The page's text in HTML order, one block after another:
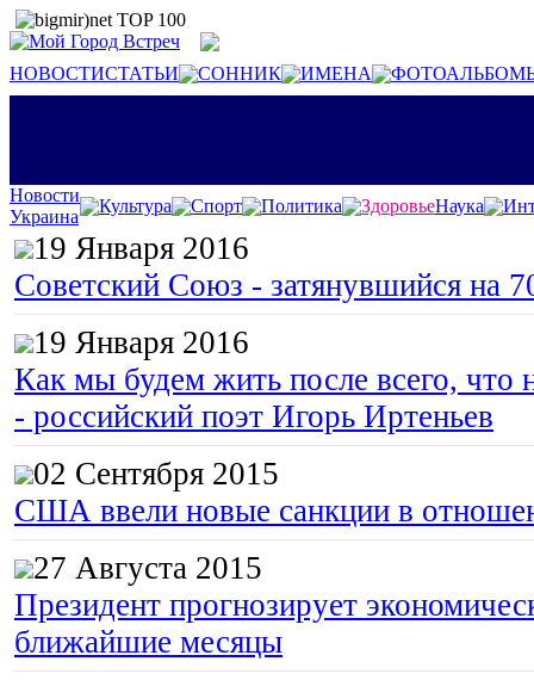
НОВОСТИСТАТЬИ СОННИК ИМЕНА
Новости
Украина
Культура Спорт Политика ЗдоровьеНаука
19 Января 2016
Советский Союз - затянувшийся на
19 Января 2016
Как мы будем жить после всего, что
- российский поэт Игорь Иртеньев
02 Сентября 2015
США ввели новые санкции в
27 Августа 2015
Президент прогнозирует
ближайшие месяцы